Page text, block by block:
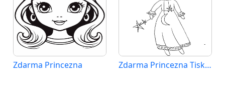
Zdarma Princezna Zdarma Princezna Tisknutelná